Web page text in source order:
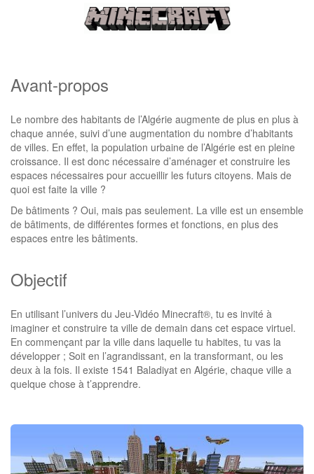
Avant-propos
Le nombre des habitants de l’Algérie augmente de plus en plus à
chaque année, suivi d’une augmentation du nombre d’habitants
de villes. En effet, la population urbaine de l’Algérie est en pleine
croissance. Il est donc nécessaire d’aménager et construire les
espaces nécessaires pour accueillir les futurs citoyens. Mais de
quoi est faite la ville ?
De bâtiments ? Oui, mais pas seulement. La ville est un ensemble
de bâtiments, de différentes formes et fonctions, en plus des
espaces entre les bâtiments.
Objectif
En utilisant l’univers du Jeu-Vidéo Minecraft®, tu es invité à
imaginer et construire ta ville de demain dans cet espace virtuel.
En commençant par la ville dans laquelle tu habites, tu vas la
développer ; Soit en l’agrandissant, en la transformant, ou les
deux à la fois. Il existe 1541 Baladiyat en Algérie, chaque ville a
quelque chose à t’apprendre.